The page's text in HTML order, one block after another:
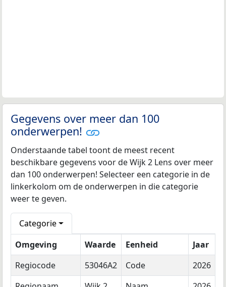
Gegevens over meer dan 100
onderwerpen!
Onderstaande tabel toont de meest recent
beschikbare gegevens voor de Wijk 2 Lens over meer
dan 100 onderwerpen! Selecteer een categorie in de
linkerkolom om de onderwerpen in die categorie
weer te geven.
Categorie
Omgeving
Waarde Eenheid
Jaar
Regiocode
53046A2 Code
2026